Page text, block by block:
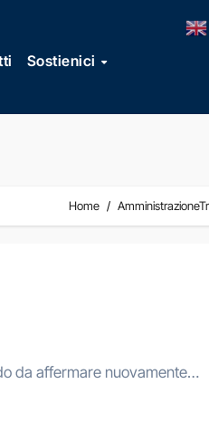
Sostienici
Home
da affermare nuovamente…